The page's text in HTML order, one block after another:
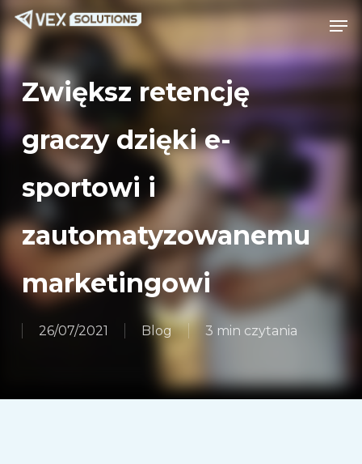
Przejdź
do
treści
głównejZwiększ retencję
graczy dzięki e-
sportowi i
zautomatyzowanemu
marketingowi
26/07/2021 Blog 3 min czytania
Menu